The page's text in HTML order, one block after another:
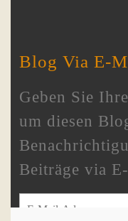
Blog Via E-
Geben Sie
um diesen
Beiträge via
E-Mail-Adresse